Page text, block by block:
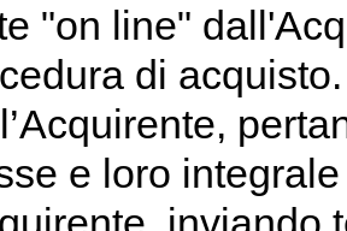
"on line"
di
e loro